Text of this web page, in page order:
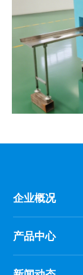
企业概况
产品中心